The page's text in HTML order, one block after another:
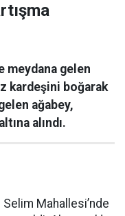
meydana gelen
kardeşini boğarak
ağabey,
alındı.
Mahallesi’nde